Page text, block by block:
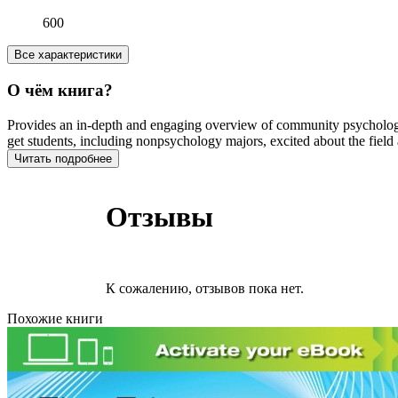
600
Все характеристики
О чём книга?
Provides an in-depth and engaging overview of community
get students, including nonpsychology majors, excited about the
Читать подробнее
Отзывы
К сожалению, отзывов пока нет.
Похожие книги